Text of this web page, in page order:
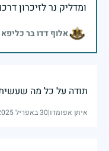
ומדליק נר לזיכרון
אלוף דדו בר
תודה על כל מה
איתן אפומדו|30 באפריל 2025